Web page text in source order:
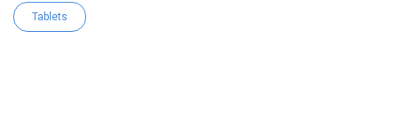
Tablets